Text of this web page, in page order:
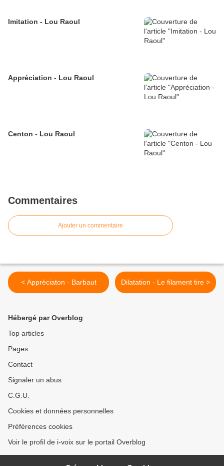
Imitation - Lou Raoul
Appréciation - Lou Raoul
Centon - Lou Raoul
Commentaires
Ajouter un commentaire
< Appréciaton - Barbaut Dilatation - Le filament tire >
Hébergé par Overblog
Top articles
Pages
Contact
Signaler un abus
C.G.U.
Cookies et données personnelles
Préférences cookies
Voir le profil de i-voix sur le portail Overblog